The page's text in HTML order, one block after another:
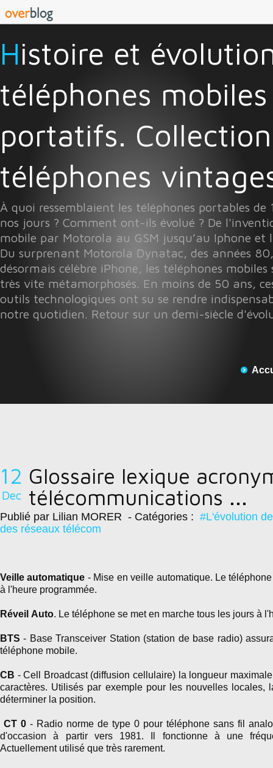
Histoire et évolution des
téléphones mobiles
portatifs.
téléphones
À quoi ressemblaient les téléphones portables de
nos jours ? Comment ont-ils évolué ? De
mobile par Motorola au GSM jusqu’au Iphone et
Du surprenant Motorola Dynatac, des années
désormais célèbre iPhone, les téléphones mobiles
très vite métamorphosés. En moins de 50 ans,
outils technologiques ont su se rendre
notre quotidien. Retour sur un demi-siècle
12
Dec
Glossaire lexique
télécommunications ...
Publié par Lilian MORER - Catégories : #L'évolution
des réseaux télécom
Veille automatique - Mise en veille automatique. Le
à l'heure programmée.
Réveil Auto. Le téléphone se met en marche tous les jours à
BTS - Base Transceiver Station (station de base radio)
téléphone mobile.
CB - Cell Broadcast (diffusion cellulaire) la longueur
caractères. Utilisés par exemple pour les nouvelles locales,
déterminer la position.
CT 0 - Radio norme de type 0 pour téléphone sans fil
d'occasion à partir vers 1981. Il fonctionne à une
Actuellement utilisé que très rarement.